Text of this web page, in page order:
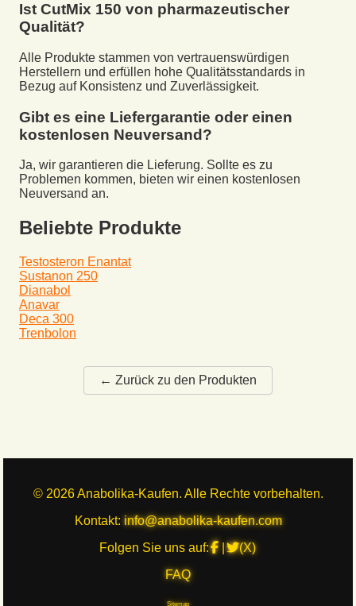
Ist CutMix 150 von pharmazeutischer
Qualität?
Alle Produkte stammen von vertrauenswürdigen
Herstellern und erfüllen hohe Qualitätsstandards in
Bezug auf Konsistenz und Zuverlässigkeit.
Gibt es eine Liefergarantie oder einen
kostenlosen Neuversand?
Ja, wir garantieren die Lieferung. Sollte es zu
Problemen kommen, bieten wir einen kostenlosen
Neuversand an.
Beliebte Produkte
Testosteron Enantat
Sustanon 250
Dianabol
Anavar
Deca 300
Trenbolon
← Zurück zu den Produkten
© 2026Anabolika-Kaufen. Alle Rechte vorbehalten.
Kontakt: info@anabolika-kaufen.com
Folgen Sie uns auf:
(X)
FAQ
Sitemap